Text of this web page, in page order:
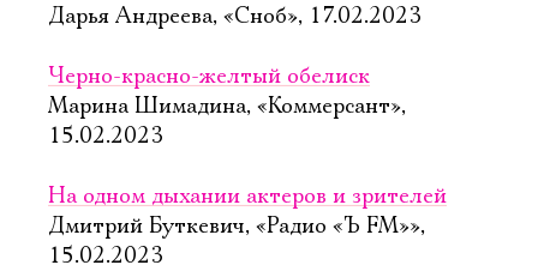
Дарья Андреева, «Сноб», 17.02.2023
Черно-красно-желтый обелиск
Марина Шимадина, «Коммерсант»,
15.02.2023
На одном дыхании актеров и зрителей
Дмитрий Буткевич, «Радио «Ъ FM»»,
15.02.2023